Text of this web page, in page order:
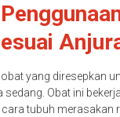
yang diresepkan
sedang. Obat ini
tubuh merasakan